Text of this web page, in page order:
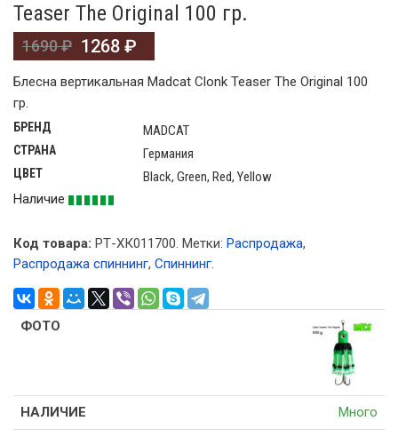
Teaser The Original 100 гр.
1690₽ 1268 ₽
Блесна вертикальная Madcat Clonk Teaser The Original 100
гр.
БРЕНД MADCAT
СТРАНА Германия
ЦВЕТ
Black, Green, Red, Yellow
Наличие
Код товара: РТ-ХК011700. Метки: Распродажа,
Распродажа спиннинг, Спиннинг.
Много